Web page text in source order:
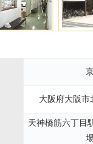
大阪府大阪
天神橋筋六丁目